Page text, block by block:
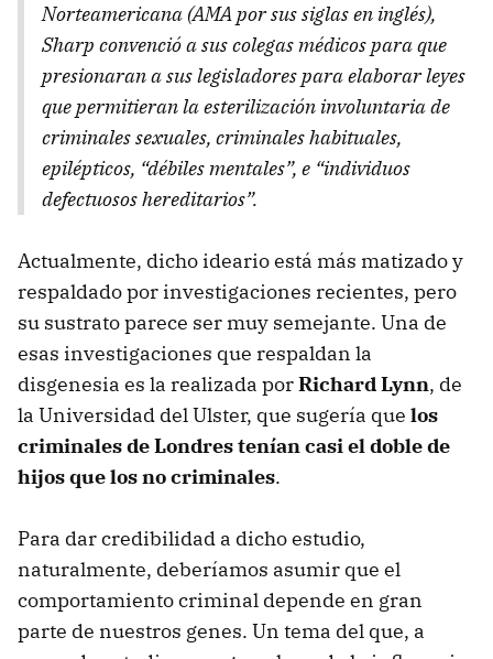
Norteamericana (AMApor sus siglas en inglés),
Sharp convenció a sus colegas médicos para que
presionaran a sus legisladores para elaborar leyes
que permitieran la esterilización involuntaria de
criminales sexuales, criminales habituales,
epilépticos, “débiles mentales”, e “individuos
defectuosos hereditarios”.
Actualmente, dicho ideario está más matizado y
respaldado por investigaciones recientes, pero
su sustrato parece ser muy semejante. Una de
esas investigaciones que respaldan la
disgenesia es la realizada porRichard Lynn, de
la Universidad del Ulster, que sugería que los
criminales de Londres tenían casi el doble de
hijos que los no criminales.
Para dar credibilidad a dicho estudio,
naturalmente, deberíamos asumir que el
comportamiento criminal depende en gran
parte de nuestros genes. Un tema del que, a